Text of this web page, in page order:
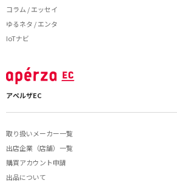
コラム / エッセイ
ゆるネタ / エンタ
IoTナビ
アペルザEC
取り扱いメーカー一覧
出店企業（店舗）一覧
購買アカウント申請
出品について